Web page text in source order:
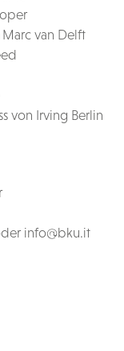
van Delft
von Irving Berlin
info@bku.it